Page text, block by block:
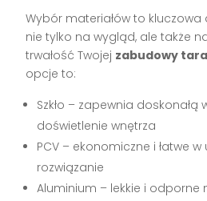
Wybór materiałów to kluczowa
nie tylko na wygląd, ale także
trwałość Twojej zabudowy
opcje to:
Szkło – zapewnia doskonałą
doświetlenie wnętrza
PCV – ekonomiczne i łatwe
rozwiązanie
Aluminium – lekkie i odporne